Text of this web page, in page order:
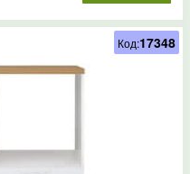
Код:17348